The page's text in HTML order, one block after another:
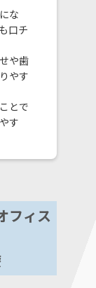
な
口チ
や歯
やす
とで
す
フィス